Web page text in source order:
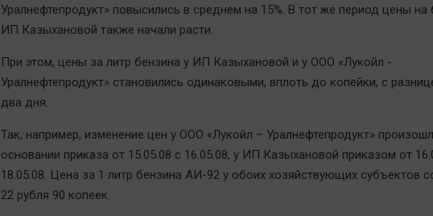
Уралнефтепродукт» повысились в среднем на 15%. В тот же период цены на
ИП Казыхановой также начали расти.
При этом, цены за литр бензина у ИП Казыхановой и у ООО «Лукойл -
Уралнефтепродукт» становились одинаковыми, вплоть до копейки, с
два дня.
Так, например, изменение цен у ООО «Лукойл – Уралнефтепродукт»
основании приказа от 15.05.08 с 16.05.08, у ИП Казыхановой приказом от
18.05.08. Цена за 1 литр бензина АИ-92 у обоих хозяйствующих субъектов
22 рубля 90 копеек.